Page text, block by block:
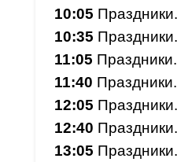
10:05
10:35
11:05
11:40
12:05
12:40
13:05